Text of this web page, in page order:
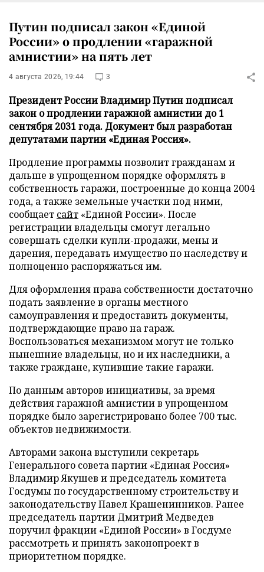
Путин подписал закон «Единой
России» о продлении «гаражной
амнистии» на пять лет
4 августа 2026, 19:44 3
Президент России Владимир Путин подписал
закон о продлении гаражной амнистии до 1
сентября 2031 года. Документ был разработан
депутатами партии «Единая Россия».
Продление программы позволит гражданам и
дальше в упрощенном порядке оформлять в
собственность гаражи, построенные до конца 2004
года, а также земельные участки под ними,
сообщает сайт «Единой России». После
регистрации владельцы смогут легально
совершать сделки купли-продажи, мены и
дарения, передавать имущество по наследству и
полноценно распоряжаться им.
Для оформления права собственности достаточно
подать заявление в органы местного
самоуправления и предоставить документы,
подтверждающие право на гараж.
Воспользоваться механизмом могут не только
нынешние владельцы, но и их наследники, а
также граждане, купившие такие гаражи.
По данным авторов инициативы, за время
действия гаражной амнистии в упрощенном
порядке было зарегистрировано более 700 тыс.
объектов недвижимости.
Авторами закона выступили секретарь
Генерального совета партии «Единая Россия»
Владимир Якушев и председатель комитета
Госдумы по государственному строительству и
законодательству Павел Крашенинников. Ранее
председатель партии Дмитрий Медведев
поручил фракции «Единой России» в Госдуме
рассмотреть и принять законопроект в
приоритетном порядке.